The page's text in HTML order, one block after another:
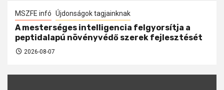
MSZFE infó Újdonságok tagjainknak
A mesterséges intelligencia felgyorsítja a
peptidalapú növényvédő szerek fejlesztését
2026-08-07